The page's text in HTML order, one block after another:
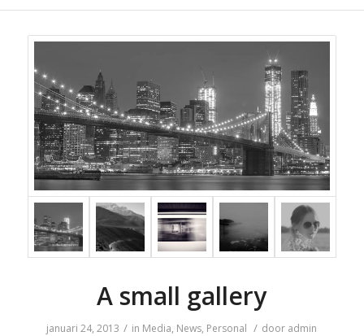
A small gallery
januari 24, 2013 / in Media, News, Personal / door admin